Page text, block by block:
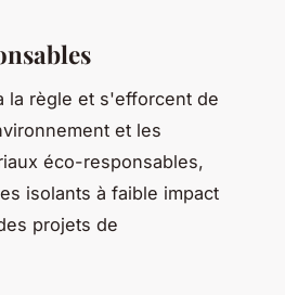
la règle et s'efforcent de
et les
éco-responsables,
isolants à faible impact
projets de